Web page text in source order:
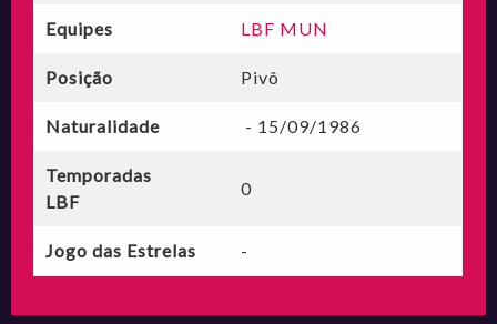
Equipes LBF MUN
Posição Pivô
Naturalidade - 15/09/1986
Temporadas
LBF
0
Jogo das Estrelas -